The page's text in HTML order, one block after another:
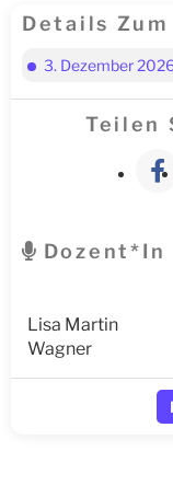
Details
3. Dezember
Teilen
Dozent*in
Lisa Martin
Wagner